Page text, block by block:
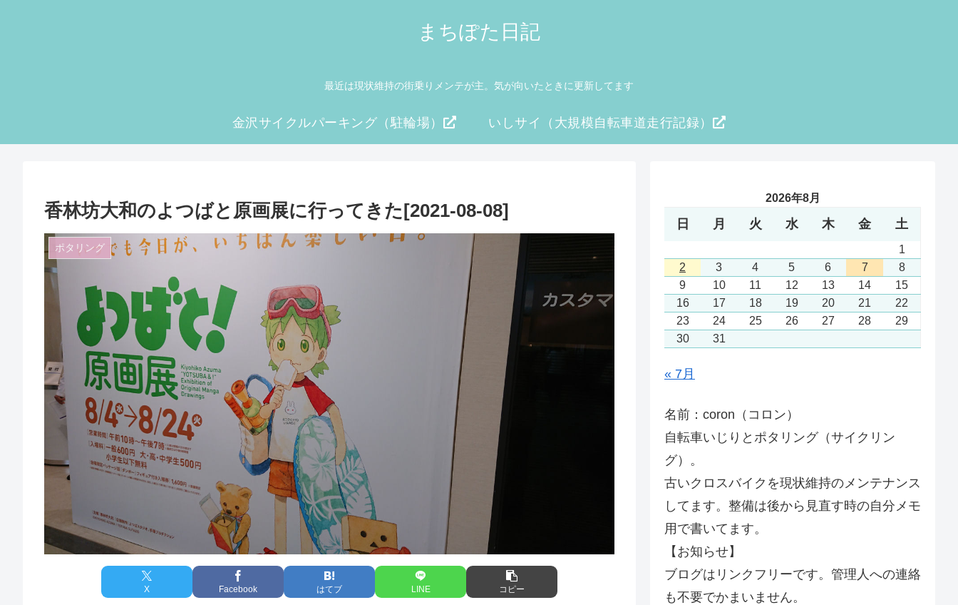
まちぽた日記
最近は現状維持の街乗りメンテが主。気が向いたときに更新してます
金沢サイクルパーキング（駐輪場） いしサイ（大規模自転車道走行記録）
香林坊大和のよつばと原画展に行ってきた[2021-08-08]
ポタリング
X Facebook はてブ LINE コピー
2026年8月
日 月 火 水 木 金 土
1
2
3 4 5 6 7
8
9
10 11 12 13 14
15
16
17 18 19 20 21
22
23
24 25 26 27 28
29
30
31
« 7月
名前：coron（コロン）
自転車いじりとポタリング（サイクリン
グ）。
古いクロスバイクを現状維持のメンテナンス
してます。整備は後から見直す時の自分メモ
用で書いてます。
【お知らせ】
ブログはリンクフリーです。管理人への連絡
も不要でかまいません。